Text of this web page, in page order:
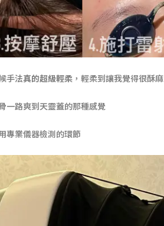
手法真的超級輕柔 ， 輕柔到讓我覺得很酥麻
一路爽到天靈蓋的那種感覺
專業儀器檢測的環節